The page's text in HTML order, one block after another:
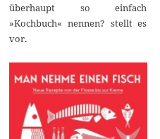
überhaupt so einfach
»Kochbuch« nennen? stellt es
vor.